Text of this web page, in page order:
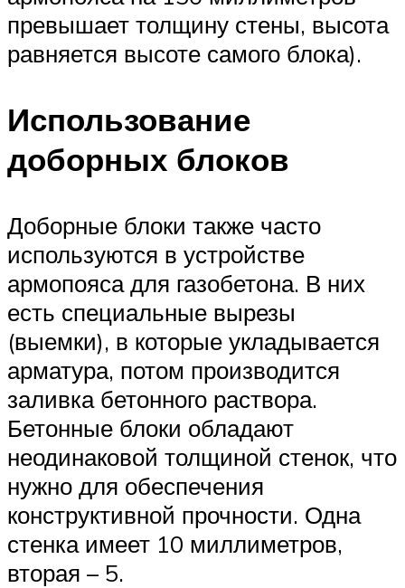
превышает толщину стены, высота
равняется высоте самого блока).
Использование
доборных блоков
Доборные блоки также часто
используются в устройстве
армопояса для газобетона. В них
есть специальные вырезы
(выемки), в которые укладывается
арматура, потом производится
заливка бетонного раствора.
Бетонные блоки обладают
неодинаковой толщиной стенок, что
нужно для обеспечения
конструктивной прочности. Одна
стенка имеет 10 миллиметров,
вторая – 5.